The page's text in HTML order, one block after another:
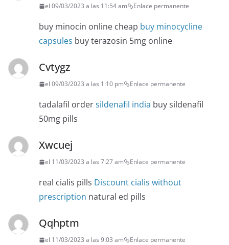
el 09/03/2023 a las 11:54 am Enlace permanente
buy minocin online cheap buy minocycline
capsules buy terazosin 5mg online
Cvtygz
el 09/03/2023 a las 1:10 pm Enlace permanente
tadalafil ordersildenafil india buy sildenafil
50mg pills
Xwcuej
el 11/03/2023 a las 7:27 am Enlace permanente
real cialis pills Discount cialis without
prescription natural ed pills
Qqhptm
el 11/03/2023 a las 9:03 am Enlace permanente